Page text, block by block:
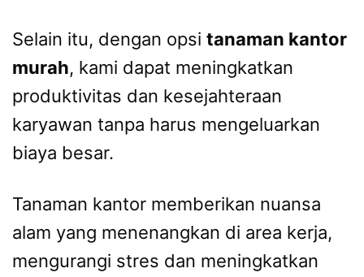
Selain itu, dengan opsi tanaman kantor
murah, kami dapat meningkatkan
produktivitas dan kesejahteraan
karyawan tanpa harus mengeluarkan
biaya besar.
Tanaman kantor memberikan nuansa
alam yang menenangkan di area kerja,
mengurangi stres dan meningkatkan